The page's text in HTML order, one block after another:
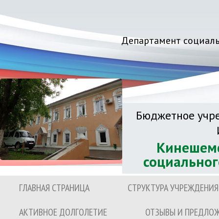
Департамент
Бюджетное
ГЛАВНАЯ СТРАНИЦА
СТРУКТУРА УЧРЕЖДЕНИЯ
АКТИВНОЕ ДОЛГОЛЕТИЕ
ОТЗЫВЫ И